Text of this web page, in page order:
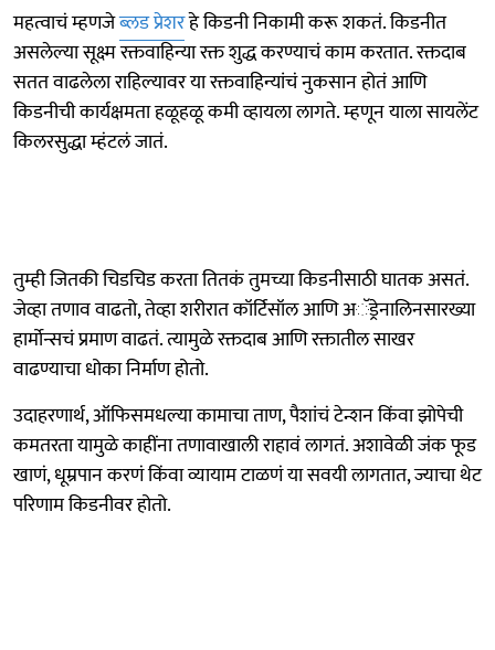
महत्वाचं म्हणजेब्लड प्रेशरहे किडनी निकामी करू शकतं. किडनीत
असलेल्या सूक्ष्म रक्तवाहिन्या रक्त शुद्ध करण्याचं काम करतात. रक्तदाब
सतत वाढलेला राहिल्यावर या रक्तवाहिन्यांचं नुकसान होतं आणि
किडनीची कार्यक्षमता हळूहळू कमी व्हायला लागते. म्हणून याला सायलेंट
किलरसुद्धा म्हंटलं जातं.
तुम्ही जितकी चिडचिड करता तितकं तुमच्या किडनीसाठी घातक असतं.
जेव्हा तणाव वाढतो, तेव्हा शरीरात कॉर्टिसॉल आणि अॅड्रेनालिनसारख्या
हार्मोन्सचं प्रमाण वाढतं. त्यामुळे रक्तदाब आणि रक्तातील साखर
वाढण्याचा धोका निर्माण होतो.
उदाहरणार्थ, ऑफिसमधल्या कामाचा ताण, पैशांचं टेन्शन किंवा झोपेची
कमतरता यामुळे काहींना तणावाखाली राहावं लागतं. अशावेळी जंक फूड
खाणं, धूम्रपान करणं किंवा व्यायाम टाळणं या सवयी लागतात, ज्याचा थेट
परिणाम किडनीवर होतो.